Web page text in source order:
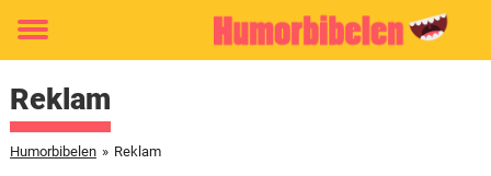
Toggle
Reklam
Humorbibelen » Reklam